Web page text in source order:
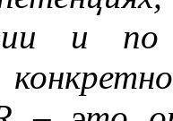
и по